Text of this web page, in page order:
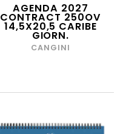
AGENDA 2027
CONTRACT 250OV
14,5X20,5 CARIBE
GIORN.
CANGINI